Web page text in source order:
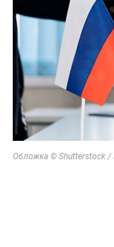
Обложка © Shutterstock /